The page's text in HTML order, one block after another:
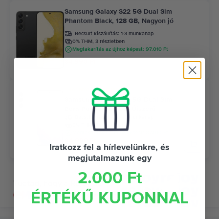
Samsung Galaxy S22 5G Dual Sim
Phantom Black, 128 GB, Nagyon jó
Becsült kiszállítás: 1-3 munkanap
0% THM, 3 részletben
Megtakarítás az újhoz képest: 97.010 Ft
Korlátozott készlet
Samsung Galaxy S22 5G Dual Sim
Bora Purple, 128 GB, Újszerű
Becsült kiszállítás:
0% THM, 3 részletben
Megtakarítás az újhoz képest: 87.010 Ft
Iratkozz fel a hírlevelünkre, és
megjutalmazunk egy
2.000 Ft
ÉRTÉKŰ KUPONNAL